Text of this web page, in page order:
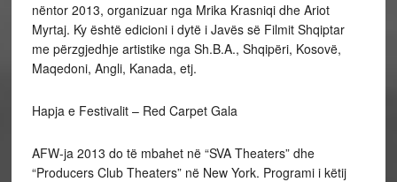
nëntor 2013, organizuar nga Mrika Krasniqi dhe Ariot
Myrtaj. Ky është edicioni i dytë i Javës së Filmit Shqiptar
me përzgjedhje artistike nga Sh.B.A., Shqipëri, Kosovë,
Maqedoni, Angli, Kanada, etj.
Hapja e Festivalit – Red Carpet Gala
AFW-ja 2013 do të mbahet në “SVA Theaters” dhe
“Producers Club Theaters” në New York. Programi i këtij